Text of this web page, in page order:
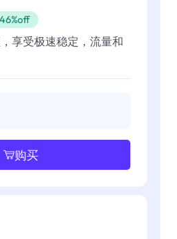
46%off
享受极速稳定，流量和
购买